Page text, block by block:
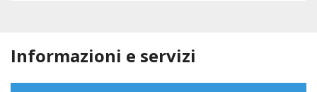
Informazioni e servizi